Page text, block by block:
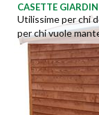
CASETTE
Utilissime per chi
per chi vuole